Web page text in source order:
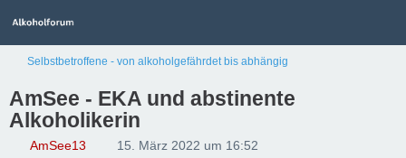
Selbstbetroffene - von alkoholgefährdet bis abhängig
AmSee - EKA und abstinente
Alkoholikerin
AmSee13 15. März 2022 um 16:52